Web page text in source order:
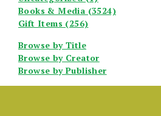
Books & Media (3524)
Gift Items (256)
Browse by Title
Browse by Creator
Browse by Publisher